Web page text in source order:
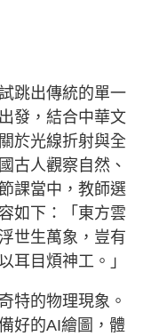
跳出傳統的單一
發，結合中華文
於光線折射與全
古人觀察自然、
課當中，教師選
如下：「東方雲
世生萬象，豈有
耳目煩神工。」
特的物理現象。
好的AI繪圖，體